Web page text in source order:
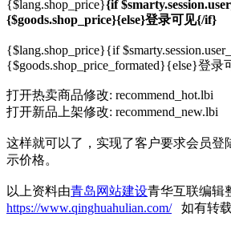
{$lang.shop_price}{if
{$goods.shop_price}{else}登录可见{/if}
{$lang.shop_price}{if
{$goods.shop_price_formated}{else}登
打开热卖商品修改: recommend_hot.lbi
打开新品上架修改: recommend_new.lbi
这样就可以了，实现了客户要求会员登
示价格。
以上资料由青岛网站建设青华互联编辑
https://www.qinghuahulian.com/如有转载